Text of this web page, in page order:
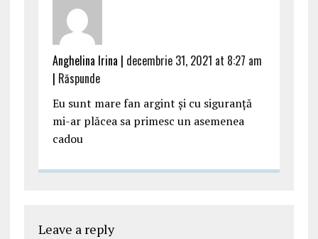
Anghelina Irina | decembrie 31, 2021 at 8:27 am
| Răspunde
Eu sunt mare fan argint și cu siguranță
mi-ar plăcea sa primesc un asemenea
cadou
Leave a reply